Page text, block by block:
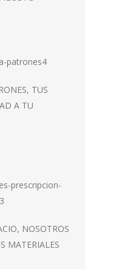
TUS
A TU
NOSOTROS
MATERIALES